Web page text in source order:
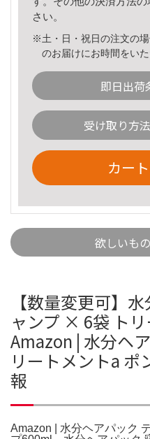
さい。
※土・日・祝日の注文の
のお届けにお時間をい
即日出荷
受け取り方
カー
欲しいも
【数量変更可】
ャンプ × 6袋 ト
Amazon | 水分ヘ
リートメントa
報
Amazon | 水分ヘアパック